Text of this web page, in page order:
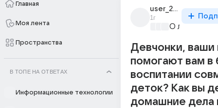
Главная
Моя лента
Пространства
В ТОПЕ НА ОТВЕТАХ
Информационные технологии
user_237341463
1г
О любви без
Девчонки, ваши
помогают вам в
воспитании
деток? Как вы
домашние